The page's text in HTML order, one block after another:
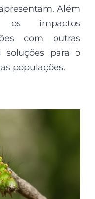
Além
os impactos
com outras
soluções para o
populações.